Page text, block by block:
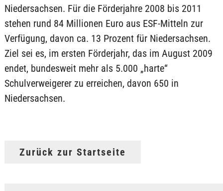
Niedersachsen. Für die Förderjahre 2008 bis 2011
stehen rund 84 Millionen Euro aus ESF-Mitteln zur
Verfügung, davon ca. 13 Prozent für Niedersachsen.
Ziel sei es, im ersten Förderjahr, das im August 2009
endet, bundesweit mehr als 5.000 „harte“
Schulverweigerer zu erreichen, davon 650 in
Niedersachsen.
Zurück zur Startseite